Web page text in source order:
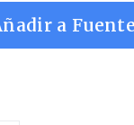
a